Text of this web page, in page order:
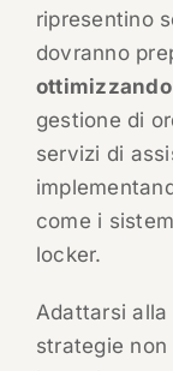
ripresentino
dovranno
ottimizzando
gestione di
servizi di
come i
locker.
Adattarsi
strategie non